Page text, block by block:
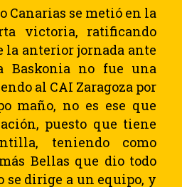
Canarias se metió en la
victoria, ratificando
la anterior jornada ante
Baskonia no fue una
al CAI Zaragoza por
maño, no es ese que
puesto que tiene
teniendo como
Bellas que dio todo
dirige a un equipo, y